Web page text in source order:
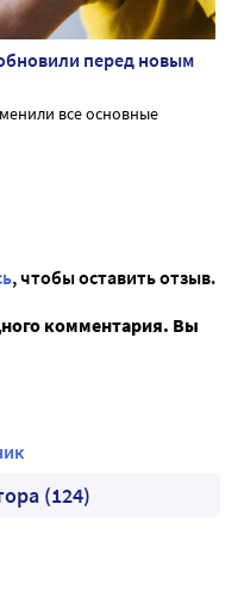
перед новым
все основные
, чтобы оставить отзыв.
комментария. Вы
(124)